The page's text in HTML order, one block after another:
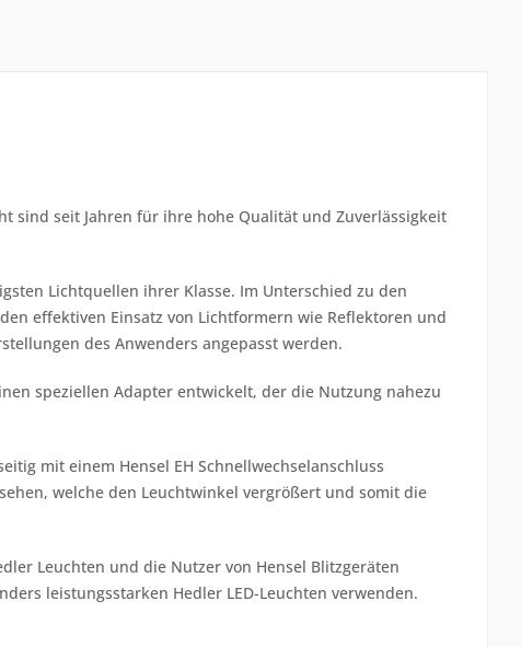
sind seit Jahren für ihre hohe Qualität und Zuverlässigkeit
Lichtquellen ihrer Klasse. Im Unterschied zu den
effektiven Einsatz von Lichtformern wie Reflektoren und
des Anwenders angepasst werden.
speziellen Adapter entwickelt, der die Nutzung nahezu
mit einem Hensel EH Schnellwechselanschluss
welche den Leuchtwinkel vergrößert und somit die
Leuchten und die Nutzer von Hensel Blitzgeräten
leistungsstarken Hedler LED-Leuchten verwenden.